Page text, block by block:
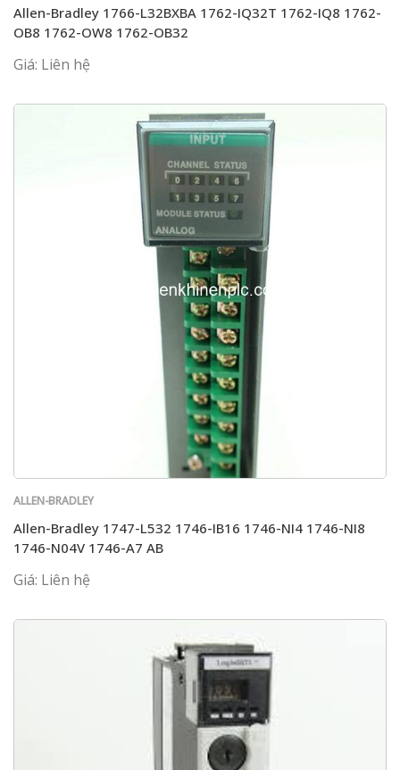
Allen-Bradley 1766-L32BXBA 1762-IQ32T 1762-IQ8 1762-
OB8 1762-OW8 1762-OB32
Giá: Liên hệ
ALLEN-BRADLEY
Allen-Bradley 1747-L532 1746-IB16 1746-NI4 1746-NI8
1746-N04V 1746-A7 AB
Giá: Liên hệ